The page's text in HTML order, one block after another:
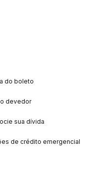
do boleto
devedor
sua dívida
de crédito emergencial